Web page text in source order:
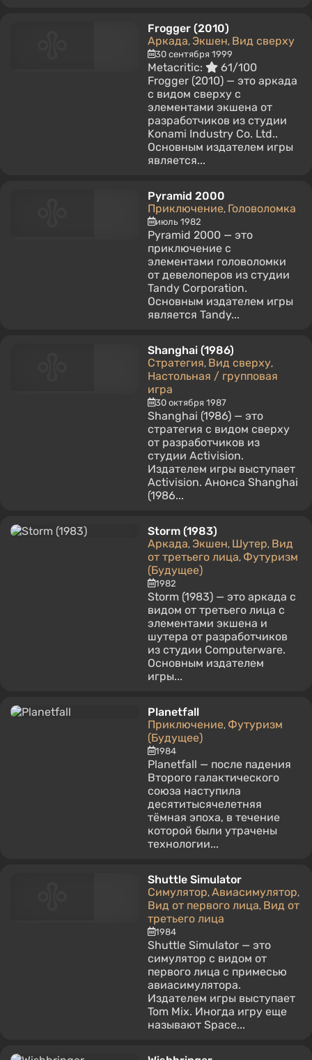
Frogger (2010)
Аркада, Экшен, Вид сверху
30 сентября 1999
Metacritic:
61/100
Frogger (2010) — это аркада
с видом сверху с
элементами экшена от
разработчиков из студии
Konami Industry Co. Ltd..
Основным издателем игры
является...
Pyramid 2000
Приключение, Головоломка
июль 1982
Pyramid 2000 — это
приключение с
элементами головоломки
от девелоперов из студии
Tandy Corporation.
Основным издателем игры
является Tandy...
Shanghai (1986)
Стратегия, Вид сверху,
Настольная / групповая
игра
30 октября 1987
Shanghai (1986) — это
стратегия с видом сверху
от разработчиков из
студии Activision.
Издателем игры выступает
Activision. Анонса Shanghai
(1986...
Storm (1983)
Аркада, Экшен, Шутер, Вид
от третьего лица, Футуризм
(Будущее)
1982
Storm (1983) — это аркада с
видом от третьего лица с
элементами экшена и
шутера от разработчиков
из студии Computerware.
Основным издателем
игры...
Planetfall
Приключение, Футуризм
(Будущее)
1984
Planetfall — после падения
Второго галактического
союза наступила
десятитысячелетняя
тёмная эпоха, в течение
которой были утрачены
технологии...
Shuttle Simulator
Симулятор, Авиасимулятор,
Вид от первого лица, Вид от
третьего лица
1984
Shuttle Simulator — это
симулятор с видом от
первого лица с примесью
авиасимулятора.
Издателем игры выступает
Tom Mix. Иногда игру еще
называют Space...